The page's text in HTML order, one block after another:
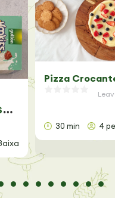
Pizza
30 min 4